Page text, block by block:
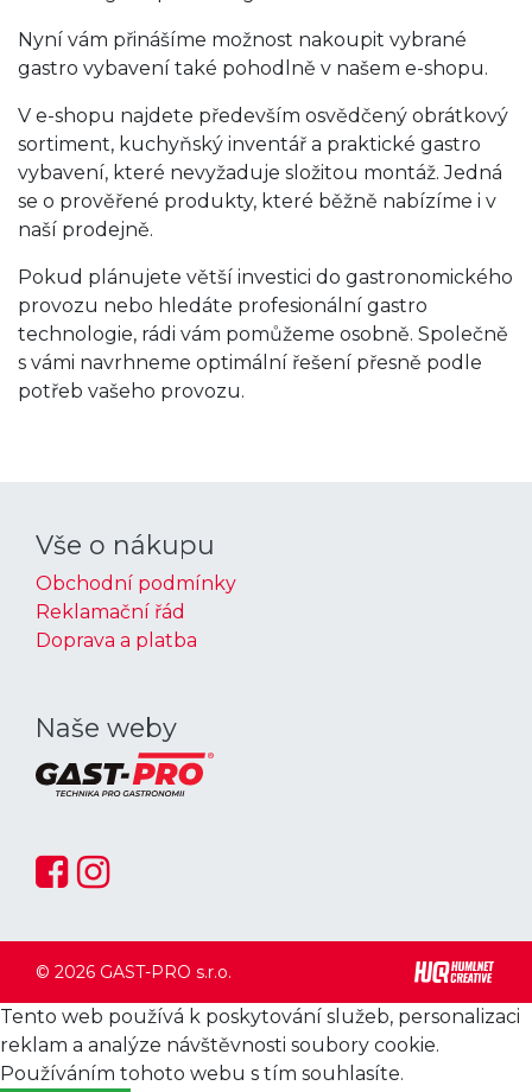
Nyní vám přinášíme možnost nakoupit vybrané
gastro vybavení také pohodlně v našem e-shopu.
V e-shopu najdete především osvědčený obrátkový
sortiment, kuchyňský inventář a praktické gastro
vybavení, které nevyžaduje složitou montáž. Jedná
se o prověřené produkty, které běžně nabízíme i v
naší prodejně.
Pokud plánujete větší investici do gastronomického
provozu nebo hledáte profesionální gastro
technologie, rádi vám pomůžeme osobně. Společně
s vámi navrhneme optimální řešení přesně podle
potřeb vašeho provozu.
Vše o nákupu
Obchodní podmínky
Reklamační řád
Doprava a platba
Naše weby
© 2026 GAST-PRO s.r.o.
Tento web používá k poskytování služeb, personalizaci
reklam a analýze návštěvnosti soubory cookie.
Používáním tohoto webu s tím souhlasíte.